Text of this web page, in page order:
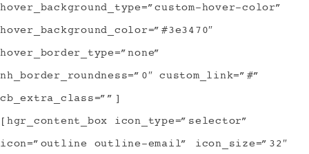
hover_background_type=”custom-hover-color”
hover_background_color=”#3e3470″
hover_border_type=”none”
nh_border_roundness=”0″ custom_link=”#”
cb_extra_class=””]
[hgr_content_box icon_type=”selector”
icon=”outline outline-email” icon_size=”32″